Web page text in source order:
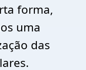
forma,
uma
das